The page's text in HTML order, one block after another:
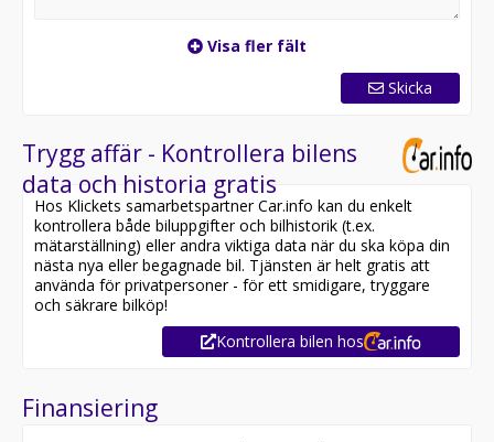
Visa fler fält
Skicka
Trygg affär - Kontrollera bilens
data och historia gratis
Hos Klickets samarbetspartner Car.info kan du enkelt
kontrollera både biluppgifter och bilhistorik (t.ex.
mätarställning) eller andra viktiga data när du ska köpa din
nästa nya eller begagnade bil. Tjänsten är helt gratis att
använda för privatpersoner - för ett smidigare, tryggare
och säkrare bilköp!
Kontrollera bilen hos
Finansiering